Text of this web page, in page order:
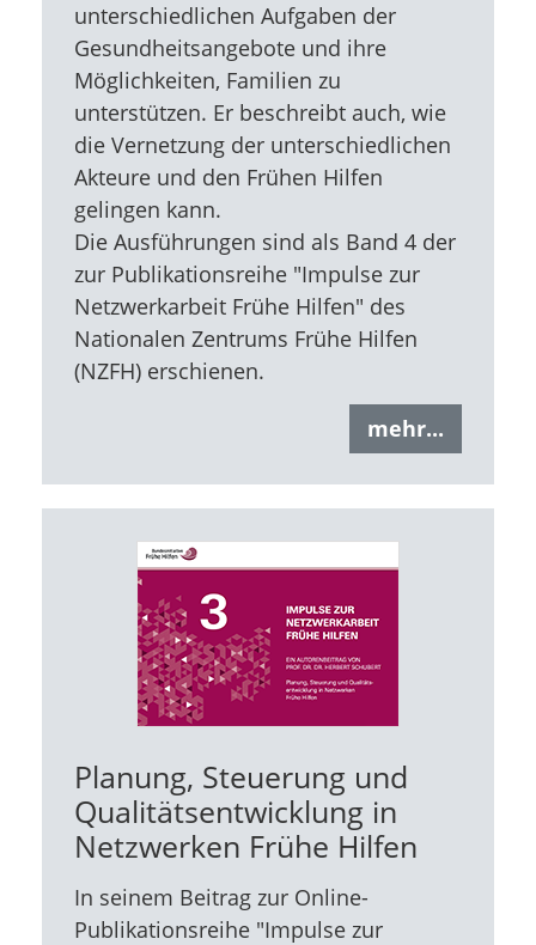
unterschiedlichen Aufgaben der
Gesundheitsangebote und ihre
Möglichkeiten, Familien zu
unterstützen. Er beschreibt auch, wie
die Vernetzung der unterschiedlichen
Akteure und den Frühen Hilfen
gelingen kann.
Die Ausführungen sind als Band 4 der
zur Publikationsreihe "Impulse zur
Netzwerkarbeit Frühe Hilfen" des
Nationalen Zentrums Frühe Hilfen
(NZFH) erschienen.
mehr...
Planung, Steuerung und
Qualitätsentwicklung in
Netzwerken Frühe Hilfen
In seinem Beitrag zur Online-
Publikationsreihe "Impulse zur